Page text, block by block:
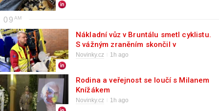
09
Nákladní vůz v Bruntálu smetl cyklistu.
S vážným zraněním skončil v
nemocnici
Novinky.cz 1h ago
Rodina a veřejnost se loučí s Milanem
Knížákem
Novinky.cz 1h ago